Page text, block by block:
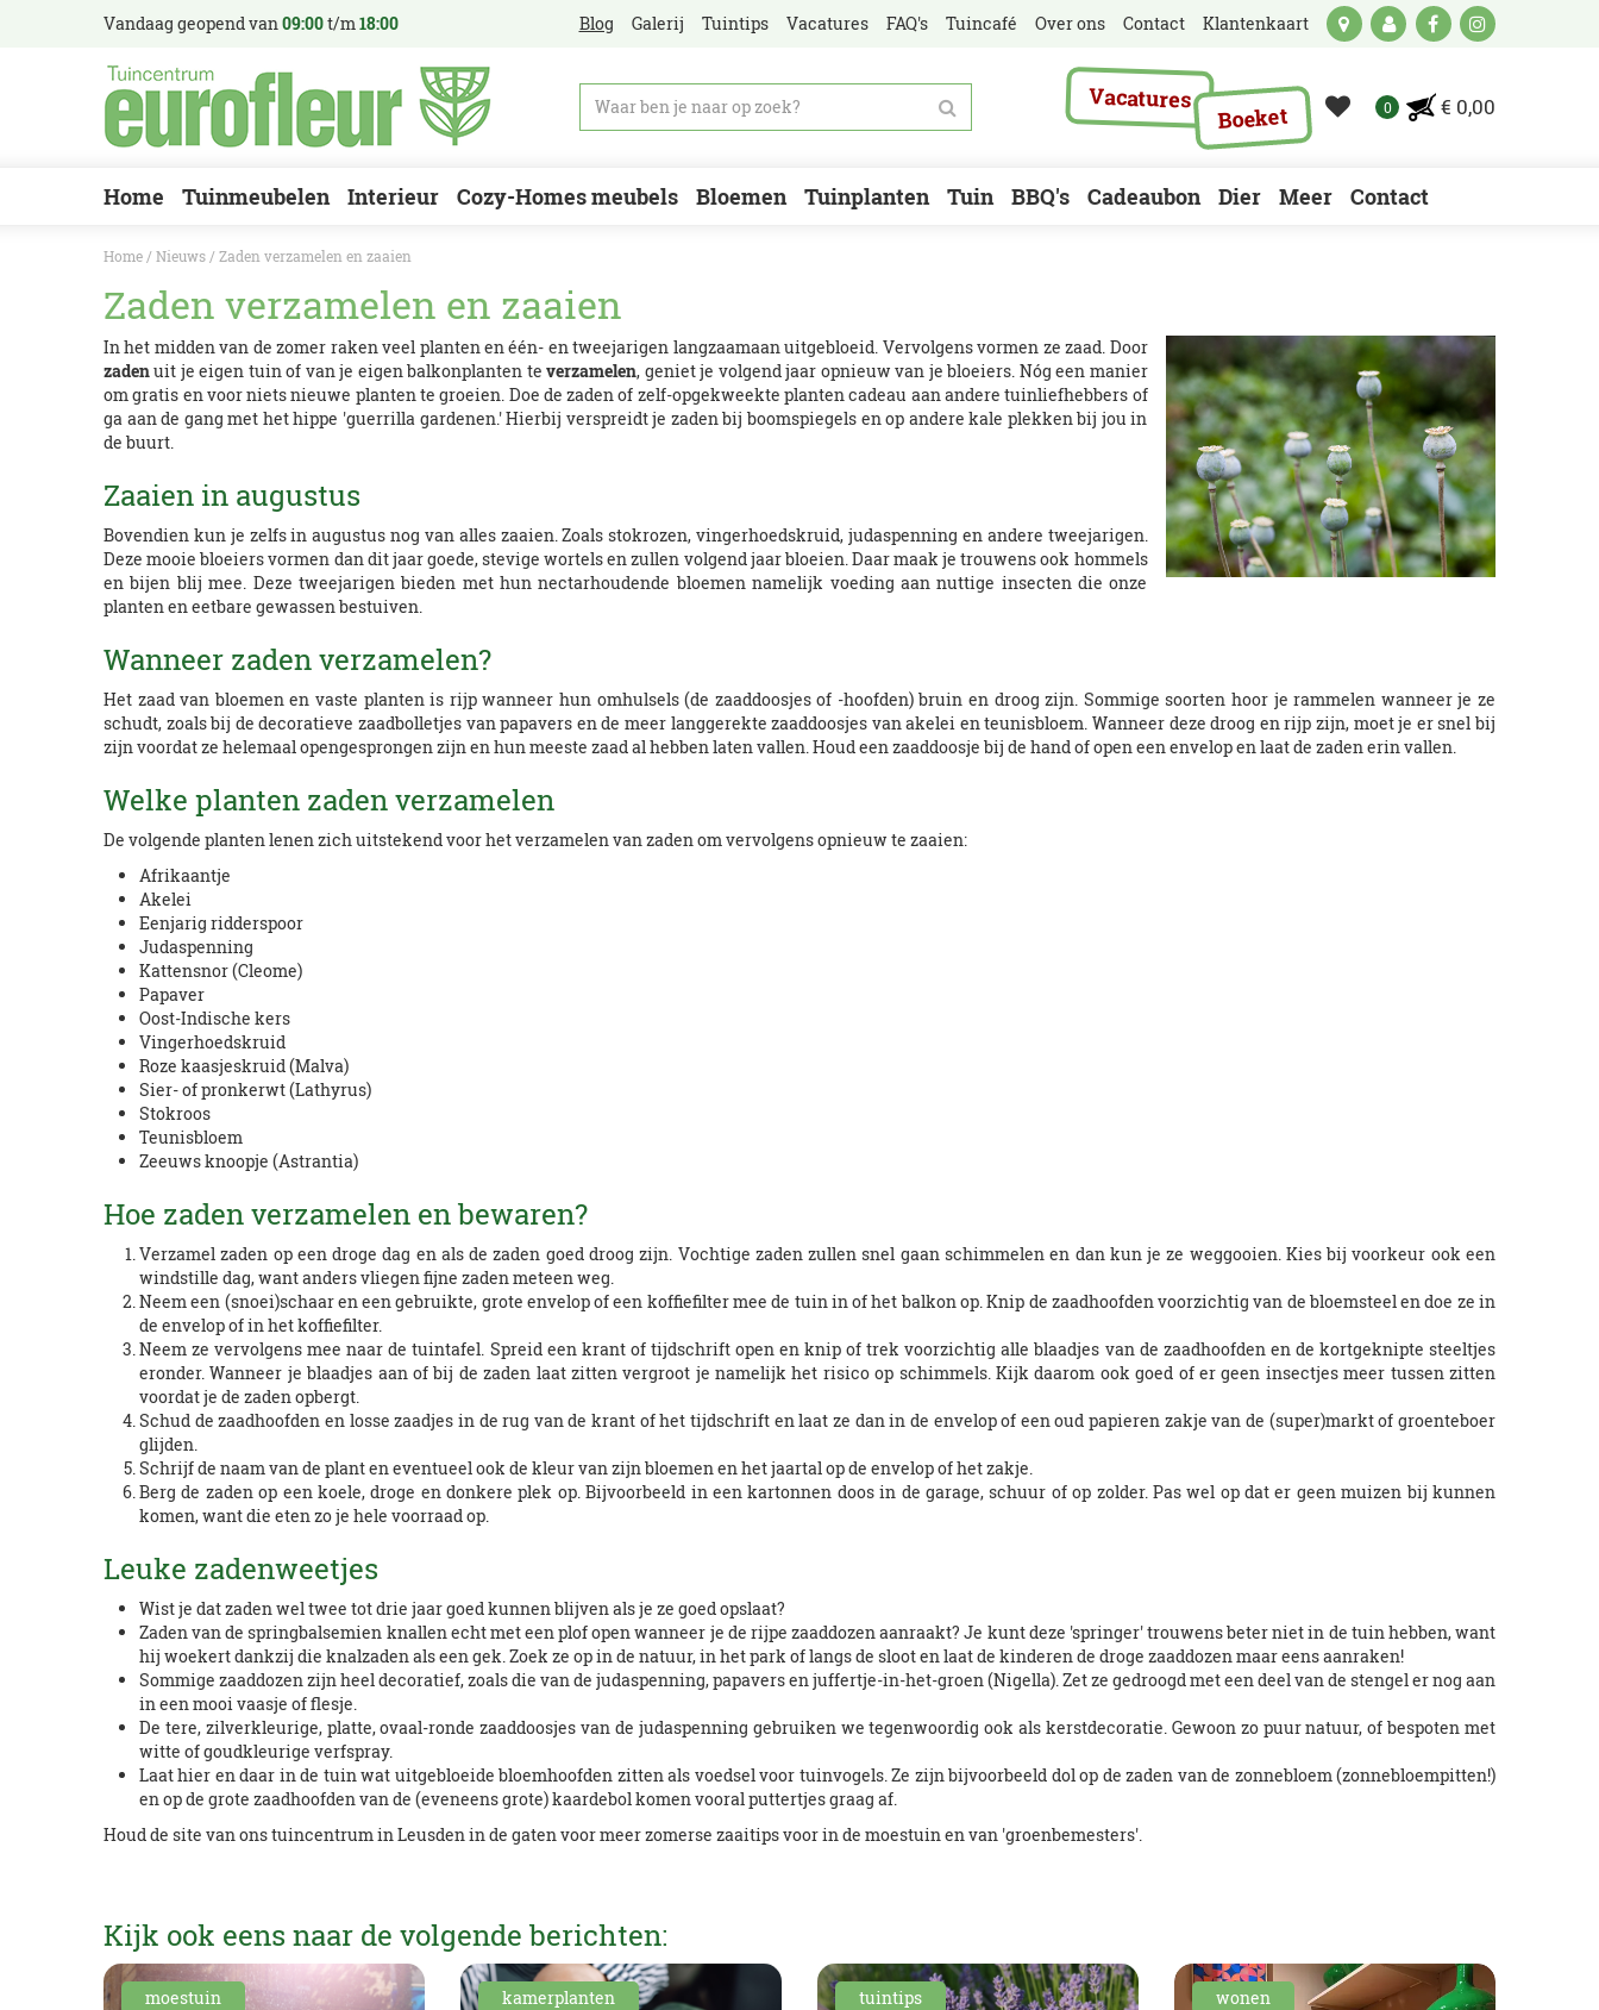
Home Nieuws Zaden verzamelen en zaaien
Vandaag geopend van09:00t/m18:00 Blog Galerij Tuintips Vacatures FAQ's Tuincafé Over ons Contact Klantenkaart
Vacatures
Boeket € 0,00
Home Tuinmeubelen Interieur Cozy-Homes meubels Bloemen Tuinplanten Tuin BBQ's Cadeaubon Dier Meer Contact
Zaden verzamelen en zaaien
In het midden van de zomer raken veel planten en één- en tweejarigen langzaamaan uitgebloeid. Vervolgens vormen ze zaad. Door
zadenuit je eigen tuin of van je eigen balkonplanten teverzamelen, geniet je volgend jaar opnieuw van je bloeiers. Nóg een manier
om gratis en voor niets nieuwe planten te groeien. Doe de zaden of zelf-opgekweekte planten cadeau aan andere tuinliefhebbers of
ga aan de gang met het hippe 'guerrilla gardenen.' Hierbij verspreidt je zaden bij boomspiegels en op andere kale plekken bij jou in
de buurt.
Zaaien in augustus
Bovendien kun je zelfs in augustus nog van alles zaaien. Zoals stokrozen, vingerhoedskruid, judaspenning en andere tweejarigen.
Deze mooie bloeiers vormen dan dit jaar goede, stevige wortels en zullen volgend jaar bloeien. Daar maak je trouwens ook hommels
en bijen blij mee. Deze tweejarigen bieden met hun nectarhoudende bloemen namelijk voeding aan nuttige insecten die onze
planten en eetbare gewassen bestuiven.
Wanneer zaden verzamelen?
Het zaad van bloemen en vaste planten is rijp wanneer hun omhulsels (de zaaddoosjes of -hoofden) bruin en droog zijn. Sommige soorten hoor je rammelen wanneer je ze
schudt, zoals bij de decoratieve zaadbolletjes van papavers en de meer langgerekte zaaddoosjes van akelei en teunisbloem. Wanneer deze droog en rijp zijn, moet je er snel bij
zijn voordat ze helemaal opengesprongen zijn en hun meeste zaad al hebben laten vallen. Houd een zaaddoosje bij de hand of open een envelop en laat de zaden erin vallen.
Welke planten zaden verzamelen
De volgende planten lenen zich uitstekend voor het verzamelen van zaden om vervolgens opnieuw te zaaien:
Afrikaantje
Akelei
Eenjarig ridderspoor
Judaspenning
Kattensnor (Cleome)
Papaver
Oost-Indische kers
Vingerhoedskruid
Roze kaasjeskruid (Malva)
Sier- of pronkerwt (Lathyrus)
Stokroos
Teunisbloem
Zeeuws knoopje (Astrantia)
Hoe zaden verzamelen en bewaren?
Verzamel zaden op een droge dag en als de zaden goed droog zijn. Vochtige zaden zullen snel gaan schimmelen en dan kun je ze weggooien. Kies bij voorkeur ook een
windstille dag, want anders vliegen fijne zaden meteen weg.
Neem een (snoei)schaar en een gebruikte, grote envelop of een koffiefilter mee de tuin in of het balkon op. Knip de zaadhoofden voorzichtig van de bloemsteel en doe ze in
de envelop of in het koffiefilter.
Neem ze vervolgens mee naar de tuintafel. Spreid een krant of tijdschrift open en knip of trek voorzichtig alle blaadjes van de zaadhoofden en de kortgeknipte steeltjes
eronder. Wanneer je blaadjes aan of bij de zaden laat zitten vergroot je namelijk het risico op schimmels. Kijk daarom ook goed of er geen insectjes meer tussen zitten
voordat je de zaden opbergt.
Schud de zaadhoofden en losse zaadjes in de rug van de krant of het tijdschrift en laat ze dan in de envelop of een oud papieren zakje van de (super)markt of groenteboer
glijden.
Schrijf de naam van de plant en eventueel ook de kleur van zijn bloemen en het jaartal op de envelop of het zakje.
Berg de zaden op een koele, droge en donkere plek op. Bijvoorbeeld in een kartonnen doos in de garage, schuur of op zolder. Pas wel op dat er geen muizen bij kunnen
komen, want die eten zo je hele voorraad op.
Leuke zadenweetjes
Wist je dat zaden wel twee tot drie jaar goed kunnen blijven als je ze goed opslaat?
Zaden van de springbalsemien knallen echt met een plof open wanneer je de rijpe zaaddozen aanraakt? Je kunt deze 'springer' trouwens beter niet in de tuin hebben, want
hij woekert dankzij die knalzaden als een gek. Zoek ze op in de natuur, in het park of langs de sloot en laat de kinderen de droge zaaddozen maar eens aanraken!
Sommige zaaddozen zijn heel decoratief, zoals die van de judaspenning, papavers en juffertje-in-het-groen (Nigella). Zet ze gedroogd met een deel van de stengel er nog aan
in een mooi vaasje of flesje.
De tere, zilverkleurige, platte, ovaal-ronde zaaddoosjes van de judaspenning gebruiken we tegenwoordig ook als kerstdecoratie. Gewoon zo puur natuur, of bespoten met
witte of goudkleurige verfspray.
Laat hier en daar in de tuin wat uitgebloeide bloemhoofden zitten als voedsel voor tuinvogels. Ze zijn bijvoorbeeld dol op de zaden van de zonnebloem (zonnebloempitten!)
en op de grote zaadhoofden van de (eveneens grote) kaardebol komen vooral puttertjes graag af.
Houd de site van ons tuincentrum in Leusden in de gaten voor meer zomerse zaaitips voor in de moestuin en van 'groenbemesters'.
Kijk ook eens naar de volgende berichten:
moestuin kamerplanten tuintips wonen